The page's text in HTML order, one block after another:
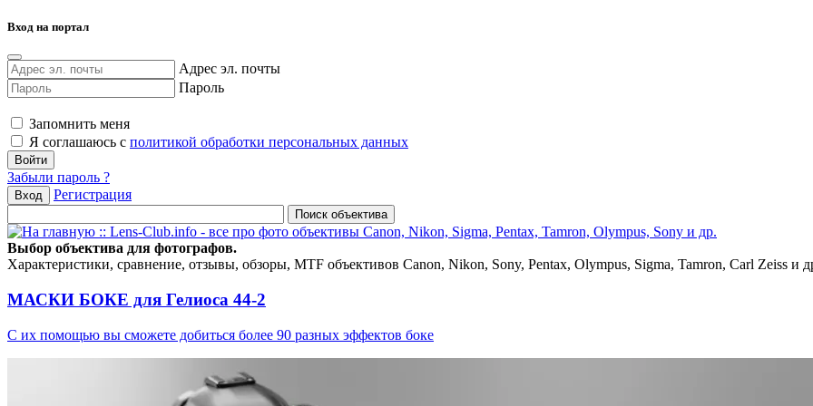
Вход на портал
Адрес эл. почты
Пароль
Запомнить меня
Я соглашаюсь с политикой обработки персональных данных
Забыли пароль ?
Вход Регистрация
Выбор объектива для фотографов.
Характеристики, сравнение, отзывы, обзоры, MTF объективов Canon, Nikon, Sony, Pentax, Olympus, Sigma, Tamron, Carl Zeiss и
МАСКИ БОКЕ для Гелиоса 44-2
С их помощью вы сможете добиться более 90 разных эффектов боке